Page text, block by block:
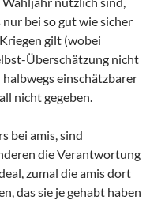
bei so gut wie sicher
gilt (wobei
Überschätzung nicht
einschätzbarer
nicht gegeben.
bei amis, sind
die Verantwortung
zumal die amis dort
das sie je gehabt haben